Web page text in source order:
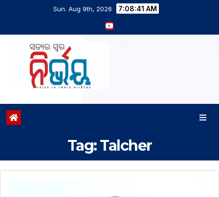
Sun. Aug 9th, 2026 7:08:41 AM
Tag:Talcher